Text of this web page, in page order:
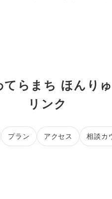
らまち ほんり
リンク
プラン アクセス 相談カ